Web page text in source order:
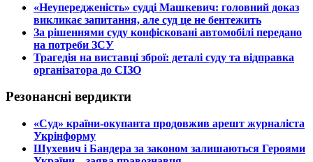
​«Неупередженість» судді Машкевич: головний доказ
викликає запитання, але суд це не бентежить
​За рішеннями суду конфісковані автомобілі передано
на потреби ЗСУ
​Трагедія на виставці зброї: деталі суду та відправка
організатора до СІЗО
Резонансні вердикти
​«Суд» країни-окупанта продовжив арешт журналіста
Укрінформу
Шухевич і Бандера за законом залишаються Героями